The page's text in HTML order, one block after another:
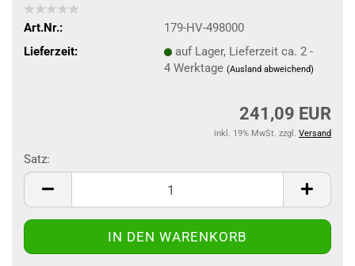
Art.Nr.:
179-HV-498000
Lieferzeit:
auf Lager, Lieferzeit ca. 2 -
4 Werktage (Ausland abweichend)
241,09 EUR
inkl. 19% MwSt. zzgl. Versand
Satz:
Satz